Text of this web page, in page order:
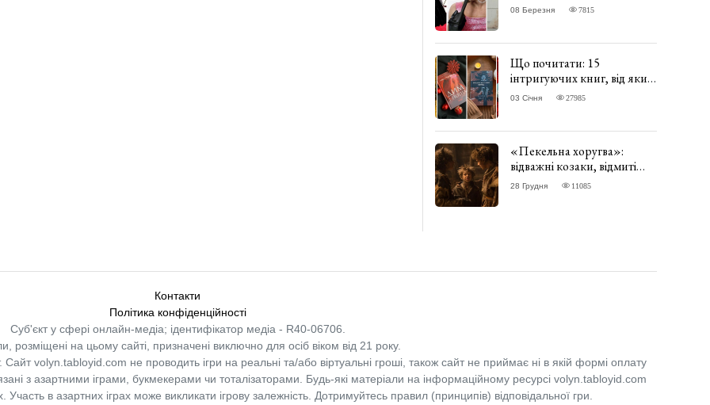
одягати сукні. ФОТО
08 Березня 7815
Що почитати: 15
інтригуючих книг, від яких
важко відірватись. ФОТО
03 Січня 27985
«Пекельна хоругва»:
відважні козаки, відмиті
чорти та відчайдушний
28 Грудня 11085
Контакти
Політика конфіденційності
Суб'єкт у сфері онлайн-медіа; ідентифікатор медіа - R40-06706.
розміщені на цьому сайті, призначені виключно для осіб віком від 21 року.
Сайт volyn.tabloyid.com не проводить ігри на реальні та/або віртуальні гроші, також сайт не приймає ні в якій формі оплату
з азартними іграми, букмекерами чи тоталізаторами. Будь-які матеріали на інформаційному ресурсі volyn.tabloyid.com
в азартних іграх може викликати ігрову залежність. Дотримуйтесь правил (принципів) відповідальної гри.